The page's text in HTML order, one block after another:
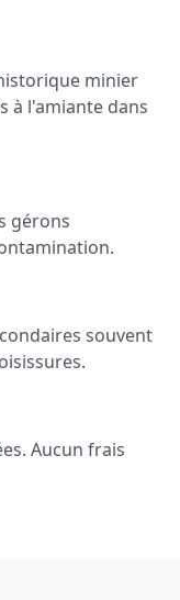
minier
à l'amiante dans
gérons
souvent
Aucun frais